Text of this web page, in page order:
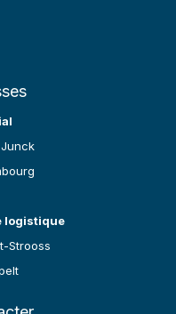
logistique
Strooss